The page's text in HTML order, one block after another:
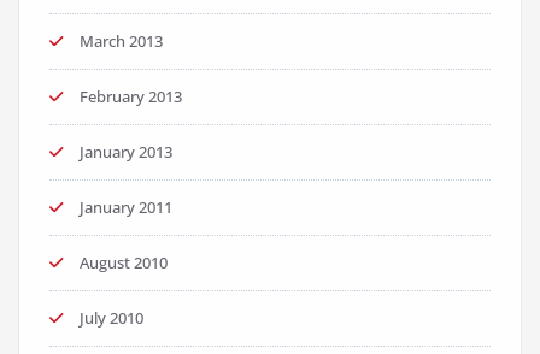
March 2013
February 2013
January 2013
January 2011
August 2010
July 2010